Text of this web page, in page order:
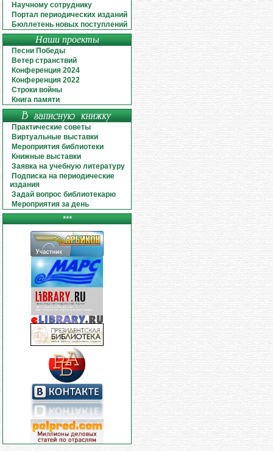
Научному сотруднику
Портал периодических изданий
Бюллетень новых поступлений
Наши проекты
Песни Победы
Ветер странствий
Конференция 2024
Конференция 2022
Строки войны
Книга памяти
Практические советы
Виртуальные выставки
Мероприятия библиотеки
Книжные выставки
Заявка на учебную литературу
Подписка на периодические
издания
Задай вопрос библиотекарю
Мероприятия за день
***